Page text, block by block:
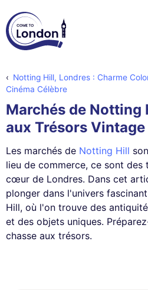
Notting Hill, Londres : Charme
Cinéma Célèbre
Marchés de Notting
aux Trésors Vintage
Les marchés de Notting Hill
lieu de commerce, ce sont des
cœur de Londres. Dans cet
plonger dans l'univers
Hill, où l'on trouve des
et des objets uniques.
chasse aux trésors.